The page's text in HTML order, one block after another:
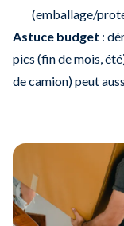
(emballage/
Astuce budget :
pics (fin de mois,
de camion) peut